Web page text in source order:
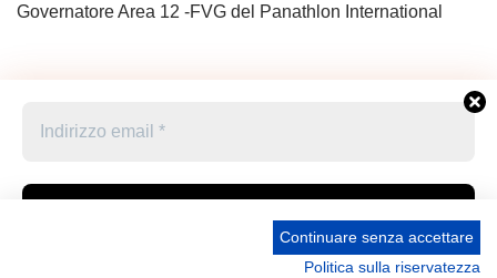
Governatore Area 12 -FVG del Panathlon International
Continuare senza accettare
Politica sulla riservatezza